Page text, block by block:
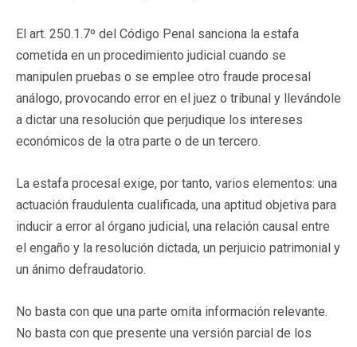
El art. 250.1.7º del Código Penal sanciona la estafa
cometida en un procedimiento judicial cuando se
manipulen pruebas o se emplee otro fraude procesal
análogo, provocando error en el juez o tribunal y llevándole
a dictar una resolución que perjudique los intereses
económicos de la otra parte o de un tercero.
La estafa procesal exige, por tanto, varios elementos: una
actuación fraudulenta cualificada, una aptitud objetiva para
inducir a error al órgano judicial, una relación causal entre
el engaño y la resolución dictada, un perjuicio patrimonial y
un ánimo defraudatorio.
No basta con que una parte omita información relevante.
No basta con que presente una versión parcial de los